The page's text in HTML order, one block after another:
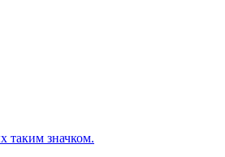
таким значком.